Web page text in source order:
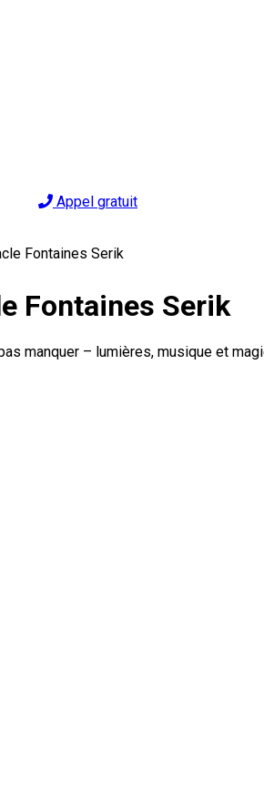
Appel gratuit
Fontaines Serik
Fontaines Serik
manquer – lumières, musique et